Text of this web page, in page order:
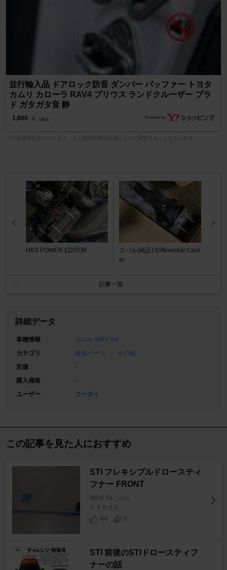
並行輸入品 ドアロック防音 ダンパー バッファー トヨタ
カムリ カローラ RAV4 プリウス ランドクルーザー プラ
ド ガタガタ音 静
1,880 円 （税込）
HKS POWER EDITOR
スバル(純正) Differential Carri
er
記事一覧
詳細データ
車種情報
スバル WRX S4
カテゴリ
補強パーツ
その他
定価
-
購入価格
-
ユーザー
コーダイ
この記事を見た人におすすめ
STI フレキシブルドロースティ
フナー FRONT
WRX S4 [VBH]
ＣＡＰさん
64
0
STI 前後のSTIドロースティフ
ナーの話